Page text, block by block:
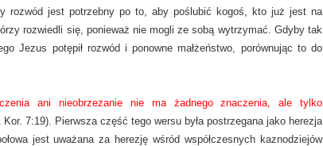
rozwód jest potrzebny po to, aby poślubić kogoś, kto już jest na
rozwiedli się, ponieważ nie mogli ze sobą wytrzymać. Gdyby tak
Jezus potępił rozwód i ponowne małżeństwo, porównując to do
ani nieobrzezanie nie ma żadnego znaczenia, ale tylko
Kor. 7:19). Pierwsza część tego wersu była postrzegana jako herezja
jest uważana za herezję wśród współczesnych kaznodziejów